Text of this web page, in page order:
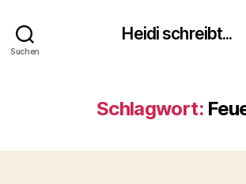
Suchen
Heidi schreibt...
Schlagwort: